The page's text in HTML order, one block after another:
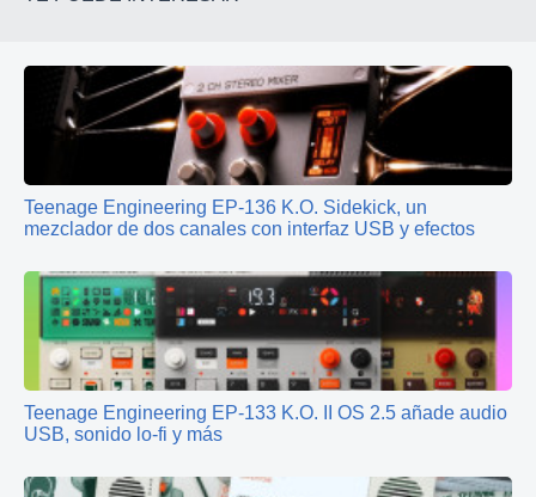
Teenage Engineering EP‑136 K.O. Sidekick, un
mezclador de dos canales con interfaz USB y efectos
Teenage Engineering EP‑133 K.O. II OS 2.5 añade audio
USB, sonido lo‑fi y más